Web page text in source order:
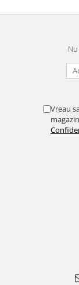
Vreau